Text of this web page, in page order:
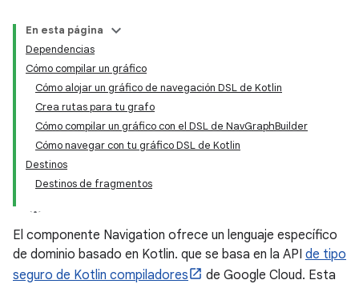
En esta página
Dependencias
Cómo compilar un gráfico
Cómo alojar un gráfico de navegación DSL de Kotlin
Crea rutas para tu grafo
Cómo compilar un gráfico con el DSL de NavGraphBuilder
Cómo navegar con tu gráfico DSL de Kotlin
Destinos
Destinos de fragmentos
El componente Navigation ofrece un lenguaje específico
de dominio basado en Kotlin. que se basa en la API de tipo
seguro de Kotlin compiladores
de Google Cloud. Esta